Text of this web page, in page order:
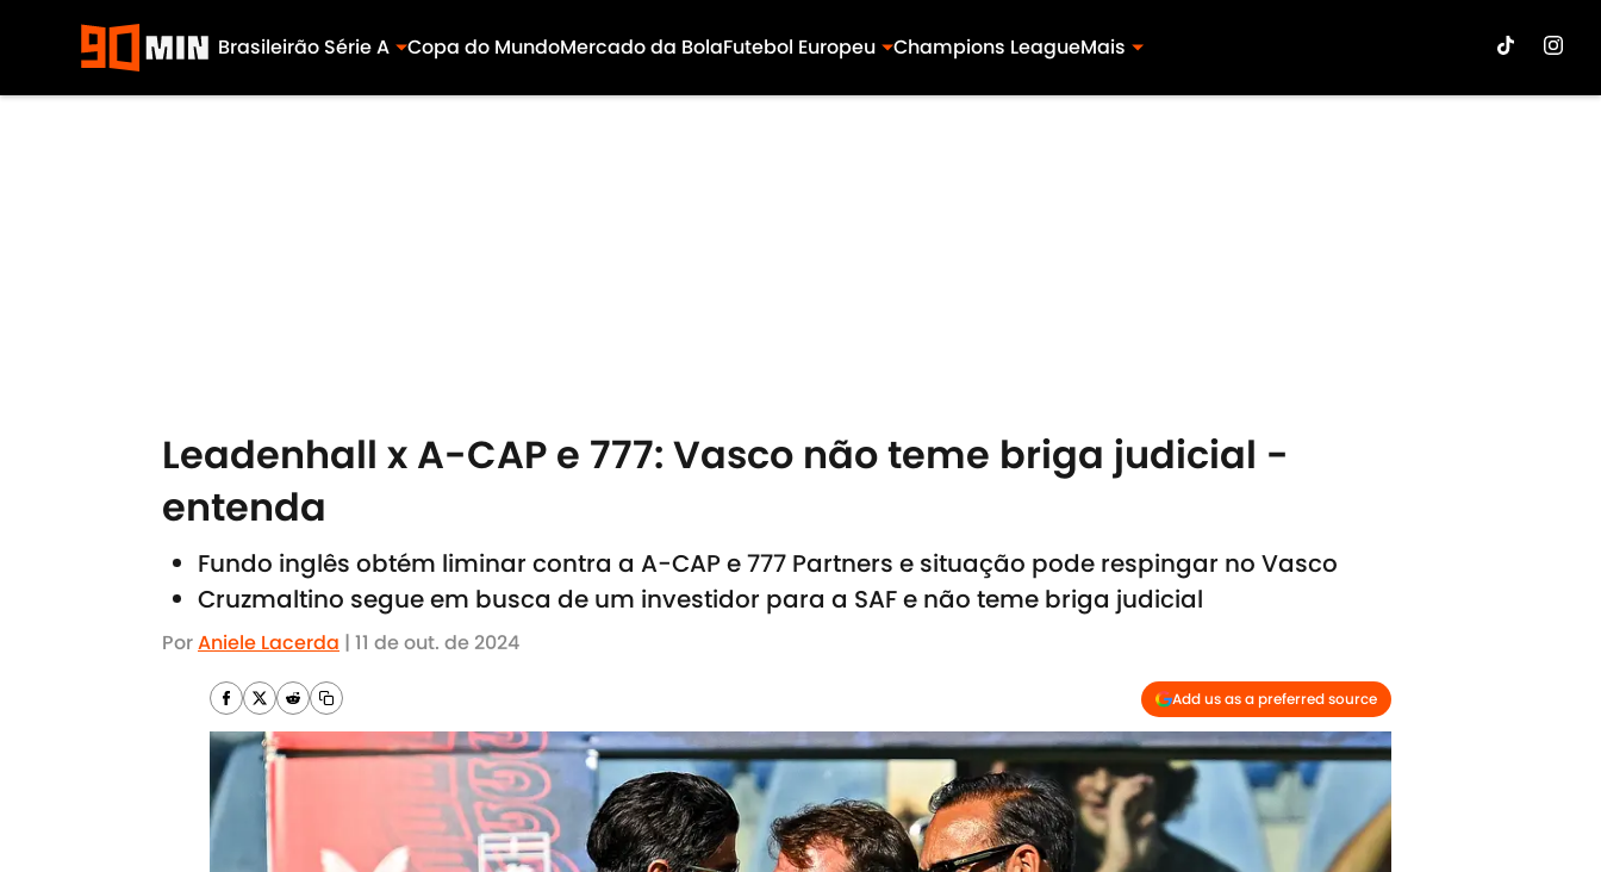
Brasileirão Série A Copa do MundoMercado da BolaFutebol Europeu Champions LeagueMais
Leadenhall x A-CAP e 777: Vasco não teme briga judicial -
entenda
Fundo inglês obtém liminar contra a A-CAP e 777 Partners e situação pode respingar no Vasco
Cruzmaltino segue em busca de um investidor para a SAF e não teme briga judicial
PorAniele Lacerda | 11 de out. de 2024
Add us as a preferred source